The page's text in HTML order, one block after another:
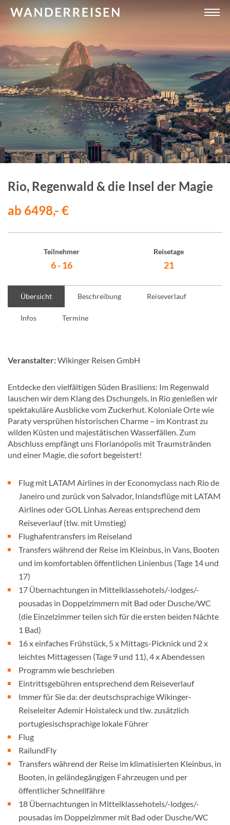
Rio, Regenwald & die Insel der Magie
ab 6498,- €
Teilnehmer
6 - 16
Reisetage
21
Übersicht Beschreibung Reiseverlauf
Infos Termine
Veranstalter:Wikinger Reisen GmbH
Entdecke den vielfältigen Süden Brasiliens: Im Regenwald
lauschen wir dem Klang des Dschungels, in Rio genießen wir
spektakuläre Ausblicke vom Zuckerhut. Koloniale Orte wie
Paraty versprühen historischen Charme – im Kontrast zu
wilden Küsten und majestätischen Wasserfällen. Zum
Abschluss empfängt uns Florianópolis mit Traumstränden
und einer Magie, die sofort begeistert!
Flug mit LATAM Airlines in der Economyclass nach Rio de
Janeiro und zurück von Salvador, Inlandsflüge mit LATAM
Airlines oder GOL Linhas Aereas entsprechend dem
Reiseverlauf (tlw. mit Umstieg)
Flughafentransfers im Reiseland
Transfers während der Reise im Kleinbus, in Vans, Booten
und im komfortablen öffentlichen Linienbus (Tage 14 und
17)
17 Übernachtungen in Mittelklassehotels/-lodges/-
pousadas in Doppelzimmern mit Bad oder Dusche/WC
(die Einzelzimmer teilen sich für die ersten beiden Nächte
1 Bad)
16 x einfaches Frühstück, 5 x Mittags-Picknick und 2 x
leichtes Mittagessen (Tage 9 und 11), 4 x Abendessen
Programm wie beschrieben
Eintrittsgebühren entsprechend dem Reiseverlauf
Immer für Sie da: der deutschsprachige Wikinger-
Reiseleiter Ademir Hoistaleck und tlw. zusätzlich
portugiesischsprachige lokale Führer
Flug
RailundFly
Transfers während der Reise im klimatisierten Kleinbus, in
Booten, in geländegängigen Fahrzeugen und per
öffentlicher Schnellfähre
18 Übernachtungen in Mittelklassehotels/-lodges/-
pousadas im Doppelzimmer mit Bad oder Dusche/WC